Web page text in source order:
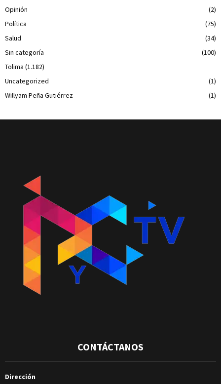
Opinión
(2)
Política
(75)
Salud
(34)
Sin categoría
(100)
Tolima (1.182)
Uncategorized
(1)
Willyam Peña Gutiérrez
(1)
CONTÁCTANOS
Dirección